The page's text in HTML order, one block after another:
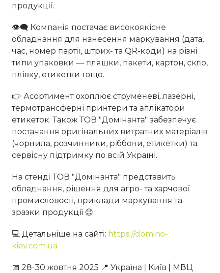
продукції.
👁‍🗨 Компанія постачає високоякісне
обладнання для нанесення маркування (дата,
час, номер партії, штрих- та QR-коди) на різні
типи упаковки — пляшки, пакети, картон, скло,
плівку, етикетки тощо.
👉 Асортимент охоплює струменеві, лазерні,
термотрансферні принтери та аплікатори
етикеток. Також ТОВ "Домінанта" забезпечує
постачання оригінальних витратних матеріалів
(чорнила, розчинники, ріббони, етикетки) та
сервісну підтримку по всій Україні.
На стенді ТОВ "Домінанта" представить
обладнання, рішення для агро- та харчової
промисловості, приклади маркування та
зразки продукції 😉
💻 Детальніше на сайті: https://domino-
kiev.com.ua
📅 28-30 жовтня 2025 📍 Україна | Київ | МВЦ